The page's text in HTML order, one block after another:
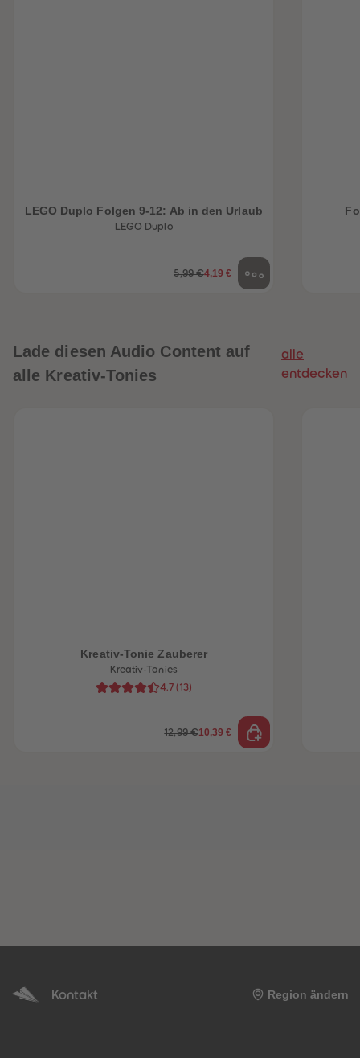
LEGO Duplo Folgen 9-12: Ab in den Urlaub
LEGO Duplo
5,99 €4,19 €
Lade diesen Audio Content auf
alle Kreativ-Tonies
alle
entdecken
Kreativ-Tonie Zauberer
Kreativ-Tonies
4.7 (13)
12,99 €10,39 €
Kontakt Region ändern